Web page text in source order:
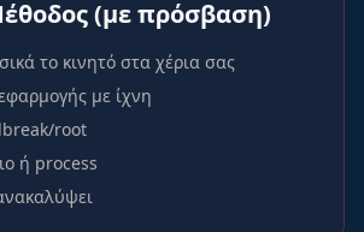
(με πρόσβαση)
το κινητό στα χέρια σας
με ίχνη
root
ή process